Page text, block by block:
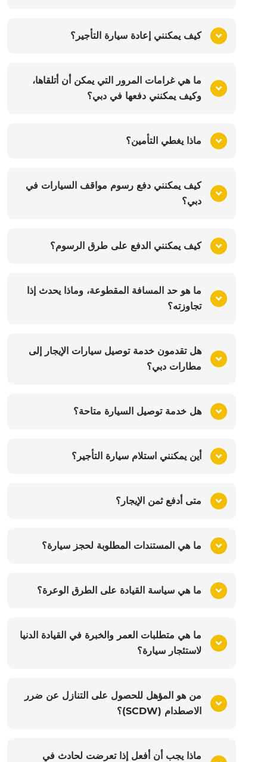
كيف يمكنني إعادة سيارة التأجير؟
ما هي غرامات المرور التي يمكن أن أتلقاها،
وكيف يمكنني دفعها في دبي؟
ماذا يغطي التأمين؟
كيف يمكنني دفع رسوم مواقف السيارات في
دبي؟
كيف يمكنني الدفع على طرق الرسوم؟
ما هو حد المسافة المقطوعة، وماذا يحدث إذا
تجاوزته؟
هل تقدمون خدمة توصيل سيارات الإيجار إلى
مطارات دبي؟
هل خدمة توصيل السيارة متاحة؟
أين يمكنني استلام سيارة التأجير؟
متى أدفع ثمن الإيجار؟
ما هي المستندات المطلوبة لحجز سيارة؟
ما هي سياسة القيادة على الطرق الوعرة؟
ما هي متطلبات العمر والخبرة في القيادة الدنيا
لاستئجار سيارة؟
من هو المؤهل للحصول على التنازل عن ضرر
الاصطدام (SCDW)؟
ماذا يجب أن أفعل إذا تعرضت لحادث في